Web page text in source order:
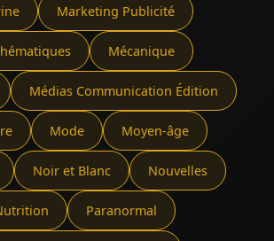
Marketing Publicité
Mécanique
Médias Communication Édition
Mode Moyen-âge
Noir et Blanc Nouvelles
Paranormal